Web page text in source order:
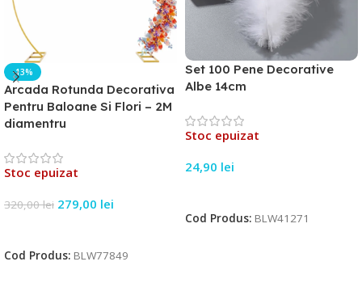
-13%
Arcada Rotunda Decorativa
Pentru Baloane Si Flori – 2M
diamentru
Stoc epuizat
320,00lei 279,00 lei
Cod Produs: BLW77849
Set 100 Pene Decorative
Albe 14cm
Stoc epuizat
24,90 lei
Cod Produs: BLW41271